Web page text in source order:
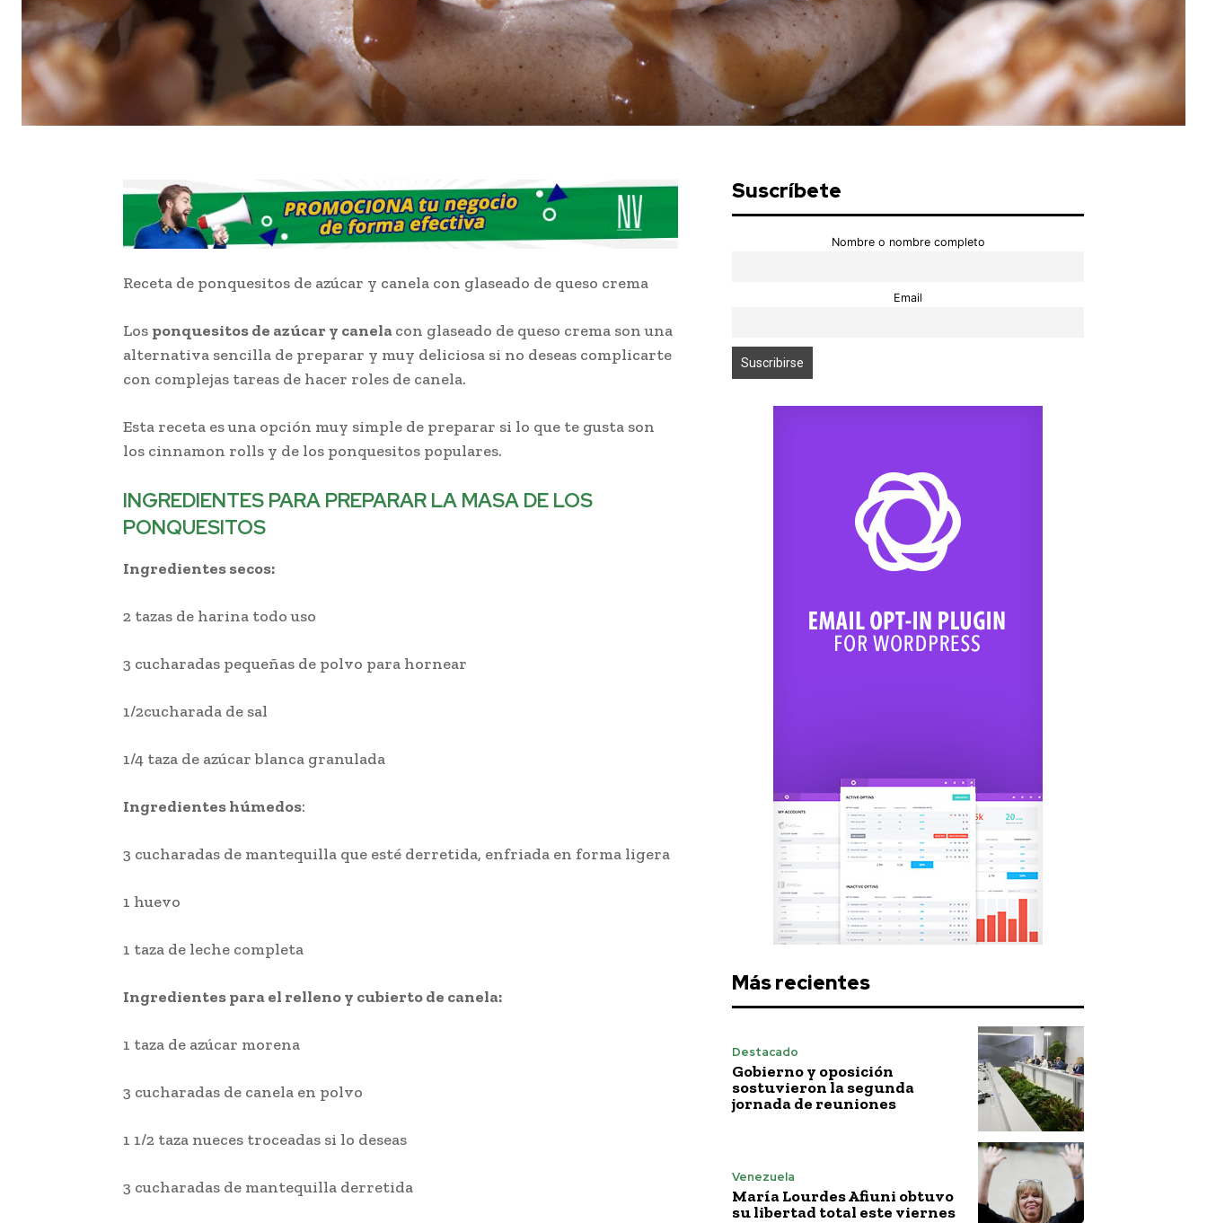
Receta de ponquesitos de azúcar y canela con glaseado de queso crema
Los ponquesitos de azúcar y canelacon glaseado de queso crema son una
alternativa sencilla de preparar y muy deliciosa si no deseas complicarte
con complejas tareas de hacer roles de canela.
Esta receta es una opción muy simple de preparar si lo que te gusta son
los cinnamon rolls y de los ponquesitos populares.
INGREDIENTES PARA PREPARAR LA MASA DE LOS
PONQUESITOS
Ingredientes secos:
2 tazas de harina todo uso
3 cucharadas pequeñas de polvo para hornear
1/2cucharada de sal
1/4 taza de azúcar blanca granulada
Ingredientes húmedos:
3 cucharadas de mantequilla que esté derretida, enfriada en forma ligera
1 huevo
1 taza de leche completa
Ingredientes para el relleno y cubierto de canela:
1 taza de azúcar morena
3 cucharadas de canela en polvo
1 1/2 taza nueces troceadas si lo deseas
3 cucharadas de mantequilla derretida
Suscríbete
Nombre o nombre completo
Email
Más recientes
Destacado
Gobierno y oposición
sostuvieron la segunda
jornada de reuniones
Venezuela
María Lourdes Afiuni obtuvo
su libertad total este viernes